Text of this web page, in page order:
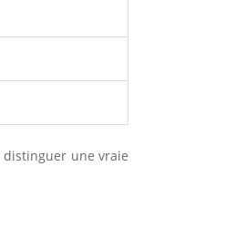
distinguer une vraie